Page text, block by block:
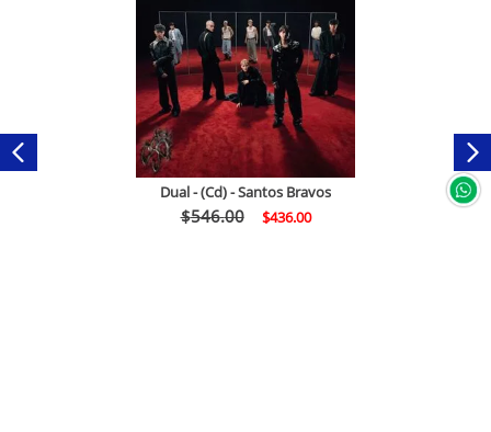
Dual - (Cd) - Santos Bravos
$546.00 $436.00